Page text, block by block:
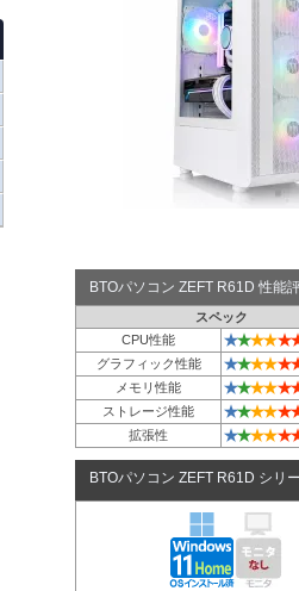
BTOパソコン ZEFT R61D 性能
スペック
CPU性能
★★★★★
グラフィック性能 ★★★★★
メモリ性能 ★★★★★
ストレージ性能 ★★★★★
拡張性 ★★★★★
BTOパソコン ZEFT R61D シリ